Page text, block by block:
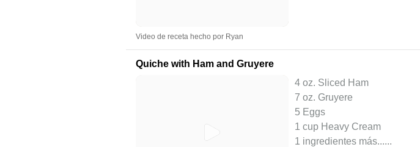
Video de receta hecho por Ryan
Quiche with Ham and Gruyere
4 oz. Sliced Ham
7 oz. Gruyere
5 Eggs
1 cup Heavy Cream
1 ingredientes más......